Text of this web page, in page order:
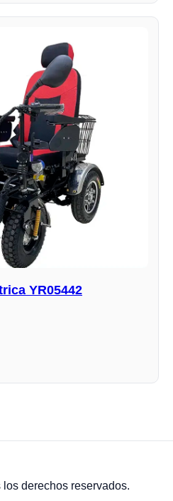
YR05442
derechos reservados.